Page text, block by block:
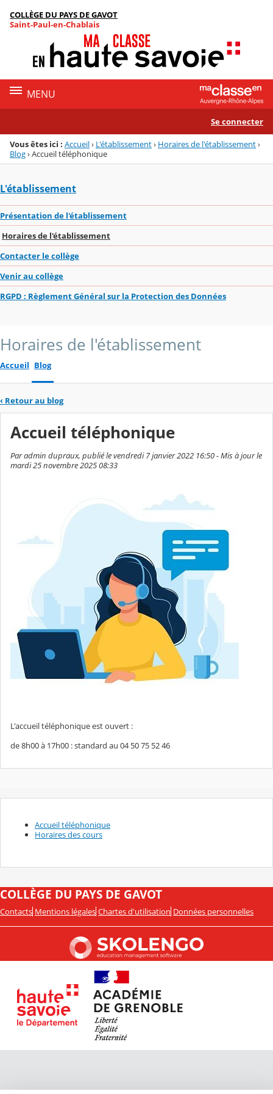
Menu de la rubrique
Contenu
COLLÈGE DU PAYS DE GAVOT
Saint-Paul-en-Chablais
MENU
Se connecter
Vous êtes ici : Accueil› L'établissement› Horaires de l'établissement›
Blog›Accueil téléphonique
L'établissement
Présentation de l'établissement
Horaires de l'établissement
Contacter le collège
Venir au collège
RGPD : Règlement Général sur la Protection des Données
Horaires de l'établissement
Accueil Blog
‹ Retour au blog
Accueil téléphonique
Par admin dupraux, publié le vendredi 7 janvier 2022 16:50 - Mis à jour le
mardi 25 novembre 2025 08:33
L'accueil téléphonique est ouvert :
de 8h00 à 17h00 : standard au 04 50 75 52 46
Accueil téléphonique
Horaires des cours
COLLÈGE DU PAYS DE GAVOT
Contacts Mentions légales Chartes d'utilisation Données personnelles